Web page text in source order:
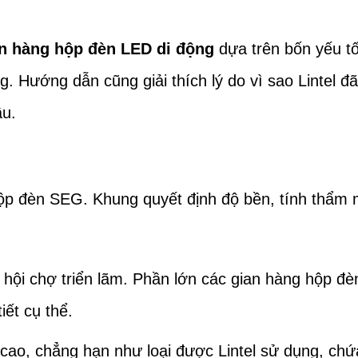
hàng hộp đèn LED di động dựa trên bốn yếu
Hướng dẫn cũng giải thích lý do vì sao Lintel
đèn SEG. Khung quyết định độ bền, tính thẩm
chợ triển lãm. Phần lớn các gian hàng hộp
cụ thể.
chẳng hạn như loại được Lintel sử dụng,